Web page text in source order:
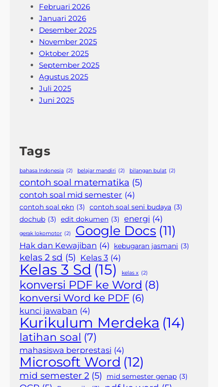
Februari 2026
Januari 2026
Desember 2025
November 2025
Oktober 2025
September 2025
Agustus 2025
Juli 2025
Juni 2025
Tags
bahasa Indonesia (2) belajar mandiri (2) bilangan bulat (2)
contoh soal matematika (5)
contoh soal mid semester (4)
contoh soal pkn (3) contoh soal seni budaya (3)
dochub (3) edit dokumen (3) energi (4)
gerak lokomotor (2) Google Docs (11)
Hak dan Kewajiban (4) kebugaran jasmani (3)
kelas 2 sd (5) Kelas 3 (4)
Kelas 3 Sd (15) kelas x (2)
konversi PDF ke Word (8)
konversi Word ke PDF (6)
kunci jawaban (4)
Kurikulum Merdeka (14)
latihan soal (7)
mahasiswa berprestasi (4)
Microsoft Word (12)
mid semester 2 (5) mid semester genap (3)